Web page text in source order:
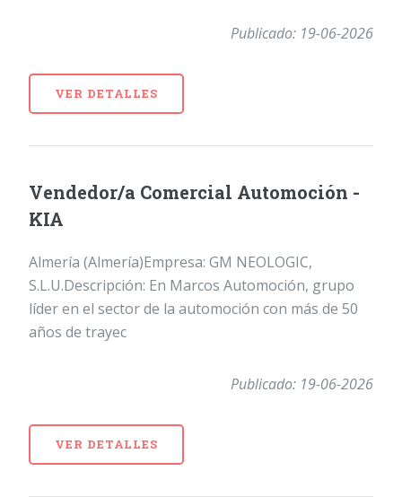
Publicado: 19-06-2026
VER DETALLES
Vendedor/a Comercial Automoción -
KIA
Almería (Almería)Empresa: GM NEOLOGIC,
S.L.U.Descripción: En Marcos Automoción, grupo
líder en el sector de la automoción con más de 50
años de trayec
Publicado: 19-06-2026
VER DETALLES